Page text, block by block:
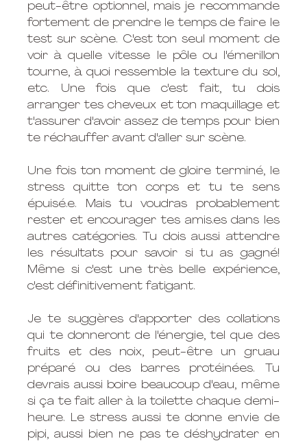
peut-être optionnel, mais je recommande
fortement de prendre le temps de faire le
test sur scène. C'est ton seul moment de
voir à quelle vitesse le pôle ou l'émerillon
tourne, à quoi ressemble la texture du sol,
etc. Une fois que c'est fait, tu dois
arranger tes cheveux et ton maquillage et
t'assurer d'avoir assez de temps pour bien
te réchauffer avant d'aller sur scène.
Une fois ton moment de gloire terminé, le
stress quitte ton corps et tu te sens
épuisé.e. Mais tu voudras probablement
rester et encourager tes amis.es dans les
autres catégories. Tu dois aussi attendre
les résultats pour savoir si tu as gagné!
Même si c'est une très belle expérience,
c'est définitivement fatigant.
Je te suggères d'apporter des collations
qui te donneront de l'énergie, tel que des
fruits et des noix, peut-être un gruau
préparé ou des barres protéinées. Tu
devrais aussi boire beaucoup d'eau, même
si ça te fait aller à la toilette chaque demi-
heure. Le stress aussi te donne envie de
pipi, aussi bien ne pas te déshydrater en